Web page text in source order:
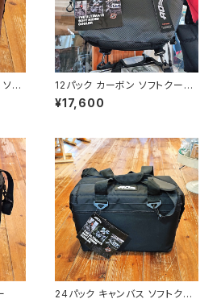
フ
12パック カーボン ソフトクーラ
ー
¥17,600
24パック キャンバス ソフトクー